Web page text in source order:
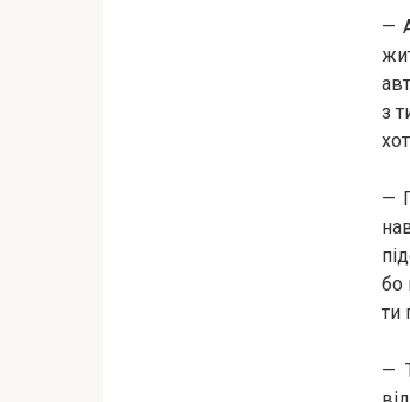
—
з
—
бо
ти
—